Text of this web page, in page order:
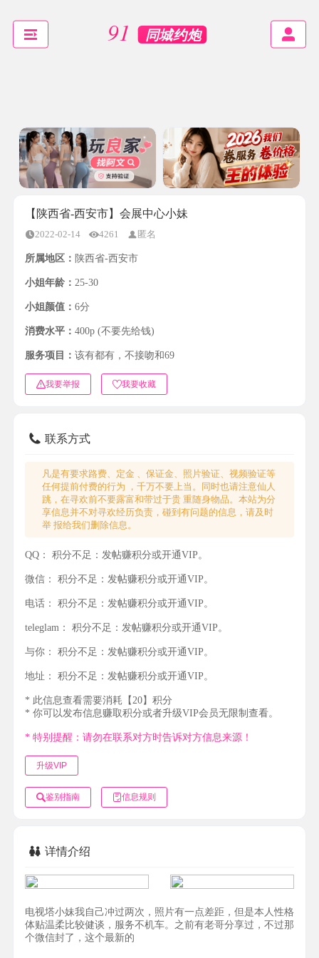
【陕西省-西安市】会展中心小妹
2022-02-14 4261 匿名
所属地区： 陕西省-西安市
小姐年龄： 25-30
小姐颜值： 6分
消费水平： 400p (不要先给钱)
服务项目： 该有都有，不接吻和69
我要举报 我要收藏
联系方式
凡是有要求路费、定金 、保证金、照片验证、视频验证等
任何提前付费的行为 ，千万不要上当。同时也请注意仙人
跳，在寻欢前不要露富和带过于贵 重随身物品。本站为分
享信息并不对寻欢经历负责，碰到有问题的信息，请及时
举 报给我们删除信息。
QQ： 积分不足：发帖赚积分或开通VIP。
微信： 积分不足：发帖赚积分或开通VIP。
电话： 积分不足：发帖赚积分或开通VIP。
teleglam： 积分不足：发帖赚积分或开通VIP。
与你： 积分不足：发帖赚积分或开通VIP。
地址： 积分不足：发帖赚积分或开通VIP。
* 此信息查看需要消耗【20】积分
* 你可以发布信息赚取积分或者升级VIP会员无限制查看。
* 特别提醒：请勿在联系对方时告诉对方信息来源！
升级VIP
鉴别指南 信息规则
详情介绍
电视塔小妹我自己冲过两次，照片有一点差距，但是本人性格
体贴温柔比较健谈，服务不机车。之前有老哥分享过，不过那
个微信封了，这个最新的